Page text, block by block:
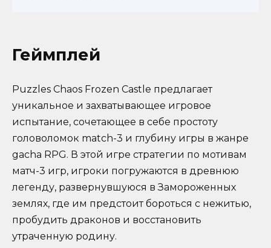
Геймплей
Puzzles Chaos Frozen Castle предлагает
уникальное и захватывающее игровое
испытание, сочетающее в себе простоту
головоломок match-3 и глубину игры в жанре
gacha RPG. В этой игре стратегии по мотивам
матч-3 игр, игроки погружаются в древнюю
легенду, развернувшуюся в Замороженных
землях, где им предстоит бороться с нежитью,
пробудить драконов и восстановить
утраченную родину.